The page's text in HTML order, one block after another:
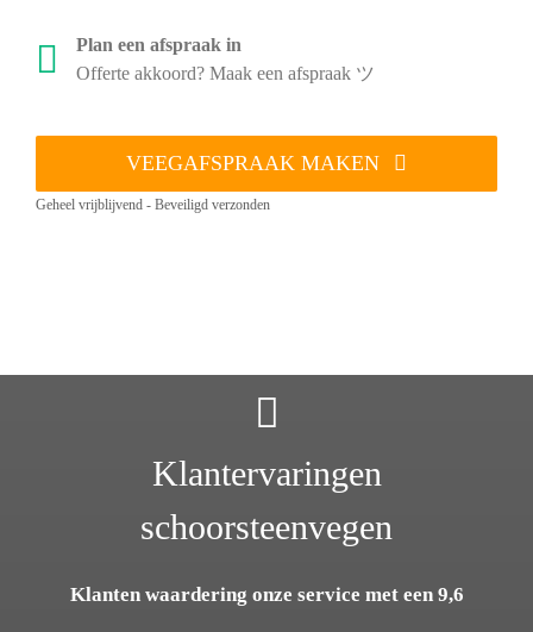
Plan een afspraak in
Offerte akkoord? Maak een afspraak ツ
VEEGAFSPRAAK MAKEN
Geheel vrijblijvend - Beveiligd verzonden
Klantervaringen
schoorsteenvegen
Klanten waardering onze service met een 9,6